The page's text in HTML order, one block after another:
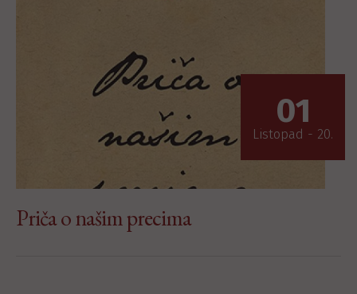
01
Listopad - 20.
Priča o našim precima